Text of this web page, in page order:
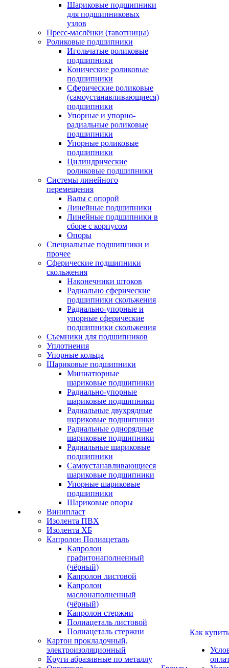
Шариковые подшипники
для подшипниковых
узлов
Пресс-маслёнки (тавотницы)
Роликовые подшипники
Игольчатые роликовые
подшипники
Конические роликовые
подшипники
Сферические роликовые
(самоустанавливающиеся)
подшипники
Упорные и упорно-
радиальные роликовые
подшипники
Упорные роликовые
подшипники
Цилиндрические
роликовые подшипники
Системы линейного
перемещения
Валы с опорой
Линейные подшипники
Линейные подшипники в
сборе с корпусом
Опоры
Специальные подшипники и
прочее
Сферические подшипники
скольжения
Наконечники штоков
Радиально сферические
подшипники скольжения
Радиально-упорные и
упорные сферические
подшипники скольжения
Съемники для подшипников
Уплотнения
Упорные кольца
Шариковые подшипники
Миниатюрные
шариковые подшипники
Радиально-упорные
шариковые подшипники
Радиальные двухрядные
шариковые подшипники
Радиальные однорядные
шариковые подшипники
Радиальные шариковые
подшипники
Самоустанавливающиеся
шариковые подшипники
Упорные шариковые
подшипники
Шариковые опоры
Винипласт
Изолента ПВХ
Изолента ХБ
Капролон Полиацеталь
Капролон
графитонаполненный
(чёрный)
Капролон листовой
Капролон
маслонаполненный
(чёрный)
Капролон стержни
Полиацеталь листовой
Полиацеталь стержни
Картон прокладочный,
электроизоляционный
Круги абразивные по металлу
Как купить